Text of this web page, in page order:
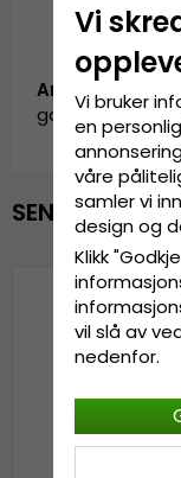
Artikkel-ID:
SENEST VISTE
Vi
Vi bruker
en
våre
samler vi
design og
Klikk
vil slå av
nedenfor.